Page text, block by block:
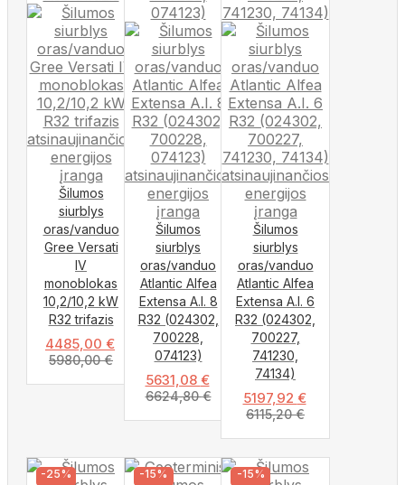
Šilumos
siurblys
oras/vanduo
Gree Versati
IV
monoblokas
10,2/10,2 kW
R32 trifazis
4485,00 €
5980,00€
Šilumos
siurblys
oras/vanduo
Atlantic Alfea
Extensa A.I. 8
R32 (024302,
700228,
074123)
5631,08 €
6624,80€
Šilumos
siurblys
oras/vanduo
Atlantic Alfea
Extensa A.I. 6
R32 (024302,
700227,
741230,
74134)
5197,92 €
6115,20€
-25% -15% -15%